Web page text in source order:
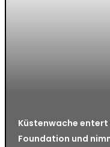
Küstenwache
Foundation und